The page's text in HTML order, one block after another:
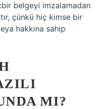
belgeyi imzalamadan
çünkü hiç kimse bir
hakkına sahip
MI?